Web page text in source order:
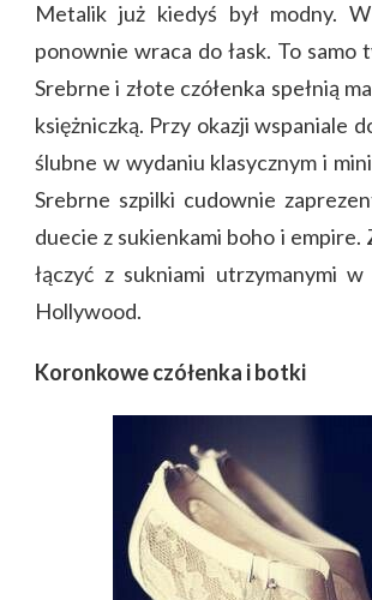
Metalik już kiedyś był modny.
ponownie wraca do łask. To samo
Srebrne i złote czółenka spełnią
księżniczką. Przy okazji wspaniale
ślubne w wydaniu klasycznym i
Srebrne szpilki cudownie
duecie z sukienkami boho i empire.
łączyć z sukniami utrzymanymi
Hollywood.
Koronkowe czółenka i botki